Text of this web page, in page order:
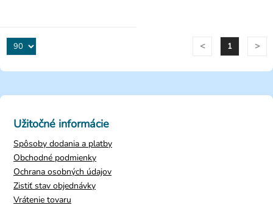
< 1 >
Užitočné informácie
Spôsoby dodania a platby
Obchodné podmienky
Ochrana osobných údajov
Zistiť stav objednávky
Vrátenie tovaru